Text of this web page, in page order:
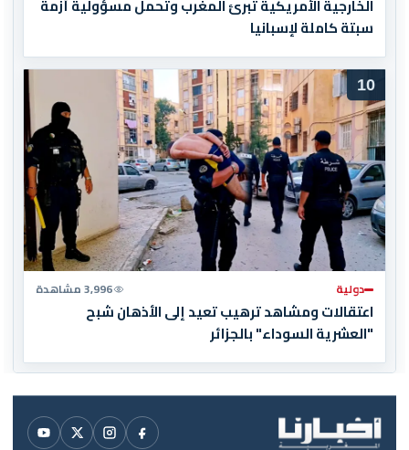
الخارجية الأمريكية تبرئ المغرب وتحمل مسؤولية أزمة
سبتة كاملة لإسبانيا
10
دولية 3,996 مشاهدة
اعتقالات ومشاهد ترهيب تعيد إلى الأذهان شبح
"العشرية السوداء" بالجزائر